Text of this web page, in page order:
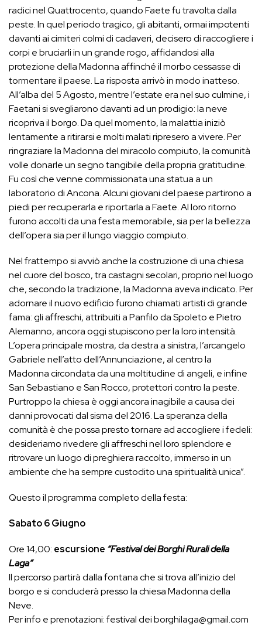
radici nel Quattrocento, quando Faete fu travolta dalla
peste. In quel periodo tragico, gli abitanti, ormai impotenti
davanti ai cimiteri colmi di cadaveri, decisero di raccogliere i
corpi e bruciarli in un grande rogo, affidandosi alla
protezione della Madonna affinché il morbo cessasse di
tormentare il paese. La risposta arrivò in modo inatteso.
All’alba del 5 Agosto, mentre l’estate era nel suo culmine, i
Faetani si svegliarono davanti ad un prodigio: la neve
ricopriva il borgo. Da quel momento, la malattia iniziò
lentamente a ritirarsi e molti malati ripresero a vivere. Per
ringraziare la Madonna del miracolo compiuto, la comunità
volle donarle un segno tangibile della propria gratitudine.
Fu così che venne commissionata una statua a un
laboratorio di Ancona. Alcuni giovani del paese partirono a
piedi per recuperarla e riportarla a Faete. Al loro ritorno
furono accolti da una festa memorabile, sia per la bellezza
dell’opera sia per il lungo viaggio compiuto.
Nel frattempo si avviò anche la costruzione di una chiesa
nel cuore del bosco, tra castagni secolari, proprio nel luogo
che, secondo la tradizione, la Madonna aveva indicato. Per
adornare il nuovo edificio furono chiamati artisti di grande
fama: gli affreschi, attribuiti a Panfilo da Spoleto e Pietro
Alemanno, ancora oggi stupiscono per la loro intensità.
L’opera principale mostra, da destra a sinistra, l’arcangelo
Gabriele nell’atto dell’Annunciazione, al centro la
Madonna circondata da una moltitudine di angeli, e infine
San Sebastiano e San Rocco, protettori contro la peste.
Purtroppo la chiesa è oggi ancora inagibile a causa dei
danni provocati dal sisma del 2016. La speranza della
comunità è che possa presto tornare ad accogliere i fedeli:
desideriamo rivedere gli affreschi nel loro splendore e
ritrovare un luogo di preghiera raccolto, immerso in un
ambiente che ha sempre custodito una spiritualità unica”.
Questo il programma completo della festa:
Sabato 6 Giugno
Ore 14,00: escursione “Festival dei Borghi Rurali della
Laga”
Il percorso partirà dalla fontana che si trova all’inizio del
borgo e si concluderà presso la chiesa Madonna della
Neve.
Per info e prenotazioni: festival dei borghilaga@gmail.com